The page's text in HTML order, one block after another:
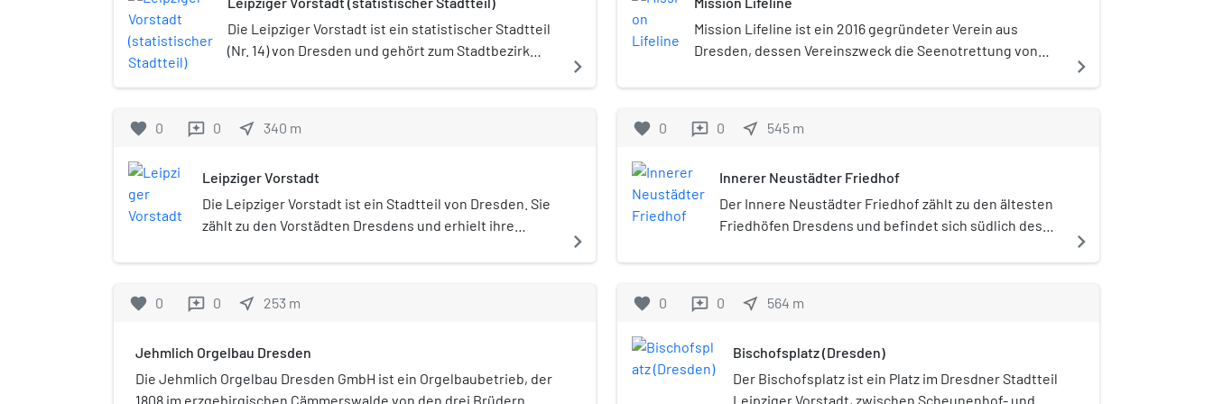
Die Leipziger Vorstadt ist ein statistischer Stadtteil
(Nr. 14) von Dresden und gehört zum Stadtbezirk
größeren Dresdner Stadtteils Leipziger Vorstadt.
navigate_next
favorite 0 reviews 0 near_me 340 m
Leipziger Vorstadt
Die Leipziger Vorstadt ist ein Stadtteil von Dresden. Sie
zählt zu den Vorstädten Dresdens und erhielt ihre
sie der Dresdner Innenstadt vorgelagert ist.
navigate_next
favorite 0 reviews 0 near_me 253 m
Jehmlich Orgelbau Dresden
Die Jehmlich Orgelbau Dresden GmbH ist ein Orgelbaubetrieb, der
1808 im erzgebirgischen Cämmerswalde von den drei Brüdern
Mission Lifeline ist ein 2016 gegründeter Verein aus
Dresden, dessen Vereinszweck die Seenotrettung von
Rettungsschiff Lifeline benutzt und seit Ende August
navigate_next
favorite 0 reviews 0 near_me 545 m
Innerer Neustädter Friedhof
Der Innere Neustädter Friedhof zählt zu den ältesten
Friedhöfen Dresdens und befindet sich südlich des
verweist auf die ursprüngliche Lage des Friedhofs
zahlreiche erhaltene barocke Grabstätten zählt der
besonders interessanten Dresdner Friedhöfen.
navigate_next
favorite 0 reviews 0 near_me 564 m
Bischofsplatz (Dresden)
Der Bischofsplatz ist ein Platz im Dresdner Stadtteil
Leipziger Vorstadt, zwischen Scheunenhof- und